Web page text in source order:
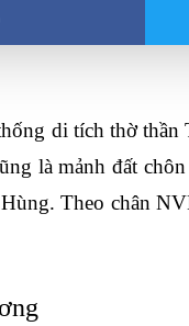
di tích thờ
là mảnh đất
Theo chân